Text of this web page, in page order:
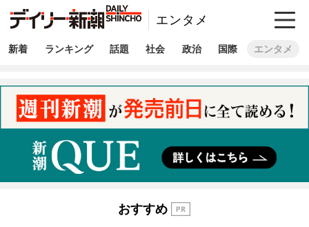
エンタメ
新着 ランキング 話題 社会 政治 国際 エンタメ
おすすめ